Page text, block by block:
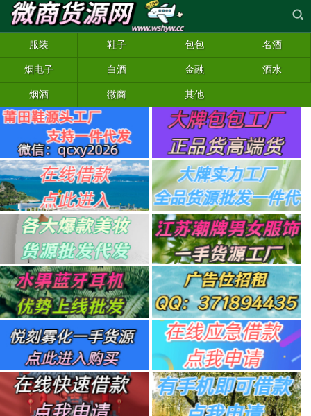
服装 鞋子 包包 名酒
烟电子 白酒 金融 酒水
烟酒 微商 其他